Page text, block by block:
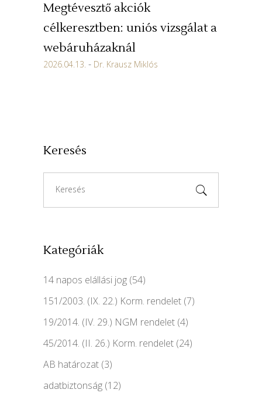
Megtévesztő akciók
célkeresztben: uniós vizsgálat a
webáruházaknál
2026.04.13. Dr. Krausz Miklós
Keresés
for:
Kategóriák
14 napos elállási jog (54)
151/2003. (IX. 22.) Korm. rendelet (7)
19/2014. (IV. 29.) NGM rendelet (4)
45/2014. (II. 26.) Korm. rendelet (24)
AB határozat (3)
adatbiztonság (12)